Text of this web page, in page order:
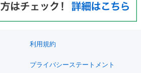
利用規約
プライバシーステートメント